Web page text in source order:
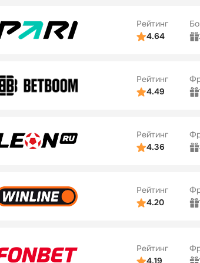
Рейтинг
4.64
и акции
5/5
Рейтинг
4.49
и акции
5/5
Рейтинг
4.36
и акции
4/5
Рейтинг
4.20
и акции
5/5Рейтинг
4.19